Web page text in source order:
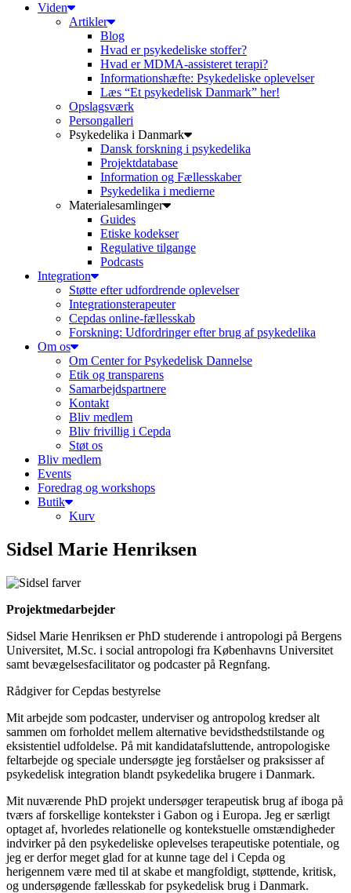
Viden
Artikler
Blog
Hvad er psykedeliske stoffer?
Hvad er MDMA-assisteret terapi?
Informationshæfte: Psykedeliske oplevelser
Læs “Et psykedelisk Danmark” her!
Opslagsværk
Persongalleri
Psykedelika i Danmark
Dansk forskning i psykedelika
Projektdatabase
Information og Fællesskaber
Psykedelika i medierne
Materialesamlinger
Guides
Etiske kodekser
Regulative tilgange
Podcasts
Integration
Støtte efter udfordrende oplevelser
Integrationsterapeuter
Cepdas online-fællesskab
Forskning: Udfordringer efter brug af psykedelika
Om os
Om Center for Psykedelisk Dannelse
Etik og transparens
Samarbejdspartnere
Kontakt
Bliv medlem
Bliv frivillig i Cepda
Støt os
Bliv medlem
Events
Foredrag og workshops
Butik
Kurv
Sidsel Marie Henriksen
Projektmedarbejder
Sidsel Marie Henriksen er PhD studerende i antropologi på Bergens
Universitet, M.Sc. i social antropologi fra Københavns Universitet
samt bevægelsesfacilitator og podcaster på Regnfang.
Rådgiver for Cepdas bestyrelse
Mit arbejde som podcaster, underviser og antropolog kredser alt
sammen om forholdet mellem alternative bevidsthedstilstande og
eksistentiel udfoldelse. På mit kandidatafsluttende, antropologiske
feltarbejde og speciale undersøgte jeg forståelser og praksisser af
psykedelisk integration blandt psykedelika brugere i Danmark.
Mit nuværende PhD projekt undersøger terapeutisk brug af iboga på
tværs af forskellige kontekster i Gabon og i Europa. Jeg er særligt
optaget af, hvorledes relationelle og kontekstuelle omstændigheder
indvirker på den psykedeliske oplevelses terapeutiske potentiale, og
jeg er derfor meget glad for at kunne tage del i Cepda og
herigennem være med til at skabe et mangfoldigt, støttende, kritisk,
og undersøgende fællesskab for psykedelisk brug i Danmark.